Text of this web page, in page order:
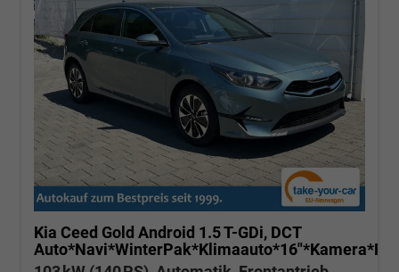
Kia Ceed Gold Android 1.5 T-GDi, DCT